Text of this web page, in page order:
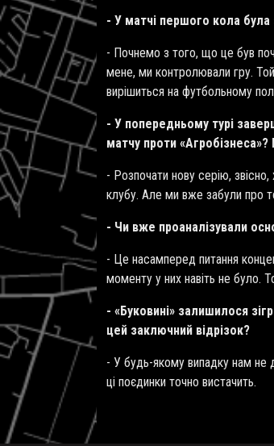
- У матчі першого кола була
- Почнемо з того, що це був
мене, ми контролювали гру.
вирішиться на футбольному
- У попередньому турі
матчу проти
- Розпочати нову серію,
клубу. Але ми вже забули про
- Чи вже проаналізували
- Це насамперед питання
моменту у них навіть не було.
- «Буковині» залишилося
цей заключний відрізок?
- У будь-якому випадку нам не
ці поєдинки точно вистачить.